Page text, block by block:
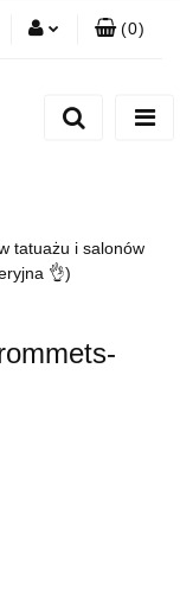
(0)
tatuażu i salonów
👌)